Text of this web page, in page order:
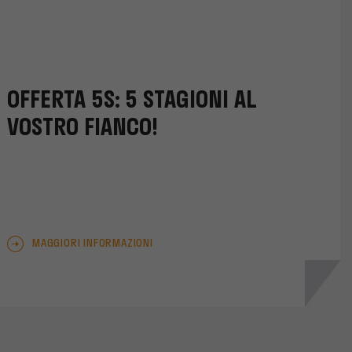
OFFERTA 5S: 5 STAGIONI AL
VOSTRO FIANCO!
MAGGIORI INFORMAZIONI